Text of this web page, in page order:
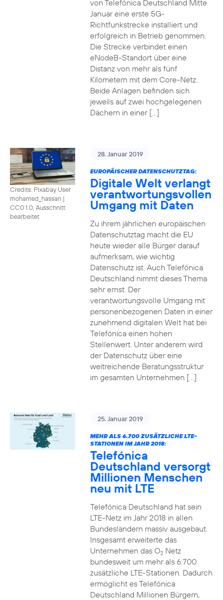
von Telefónica Deutschland Mitte
Januar eine erste 5G-
Richtfunkstrecke installiert und
erfolgreich in Betrieb genommen.
Die Strecke verbindet einen
eNodeB-Standort über eine
Distanz von mehr als fünf
Kilometern mit dem Core-Netz.
Beide Anlagen befinden sich
jeweils auf zwei hochgelegenen
Dächern in einer […]
Credits: Pixabay User
mohamed_hassan |
CC0 1.0, Ausschnitt
bearbeitet
28. Januar 2019
EUROPÄISCHER DATENSCHUTZTAG:
Digitale Welt verlangt
verantwortungsvollen
Umgang mit Daten
Zu ihrem jährlichen europäischen
Datenschutztag macht die EU
heute wieder alle Bürger darauf
aufmerksam, wie wichtig
Datenschutz ist. Auch Telefónica
Deutschland nimmt dieses Thema
sehr ernst. Der
verantwortungsvolle Umgang mit
personenbezogenen Daten in einer
zunehmend digitalen Welt hat bei
Telefónica einen hohen
Stellenwert. Unter anderem wird
der Datenschutz über eine
weitreichende Beratungsstruktur
im gesamten Unternehmen […]
25. Januar 2019
MEHR ALS 6.700 ZUSÄTZLICHE LTE-
STATIONEN IM JAHR 2018:
Telefónica
Deutschland versorgt
Millionen Menschen
neu mit LTE
Telefónica Deutschland hat sein
LTE-Netz im Jahr 2018 in allen
Bundesländern massiv ausgebaut.
Insgesamt erweiterte das
Unternehmen das O2Netz
bundesweit um mehr als 6.700
zusätzliche LTE-Stationen. Dadurch
ermöglicht es Telefónica
Deutschland Millionen Bürgern,